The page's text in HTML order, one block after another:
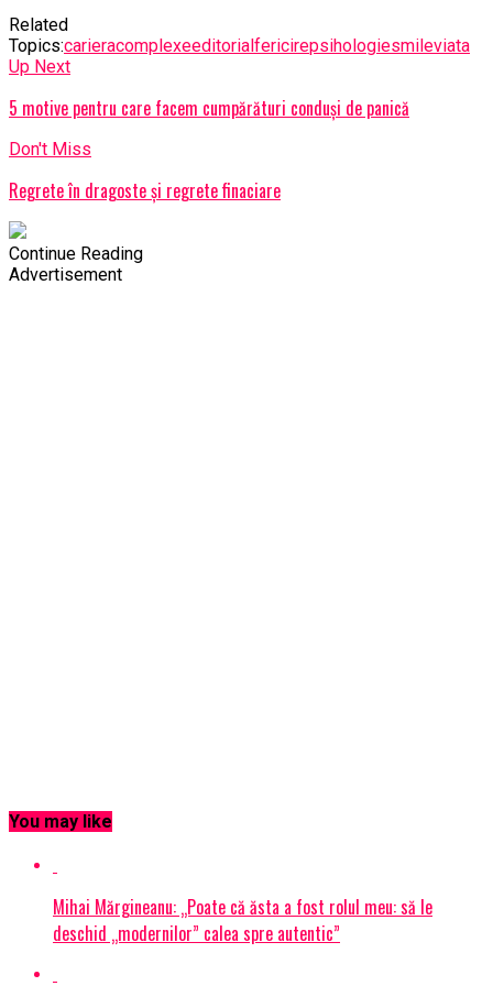
Related
Topics:carieracomplexeeditorial fericirepsihologiesmileviata
Up Next
5 motive pentru care facem cumpărături conduși de panică
Don't Miss
Regrete în dragoste și regrete finaciare
Continue Reading
Advertisement
You may like
Mihai Mărgineanu: „Poate că ăsta a fost rolul meu: să le
deschid „modernilor” calea spre autentic”